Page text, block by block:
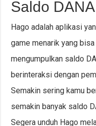
Saldo DANA
Hago adalah aplikasi
game menarik yang
mengumpulkan saldo
berinteraksi dengan
Semakin sering kamu
semakin banyak saldo
Segera unduh Hago